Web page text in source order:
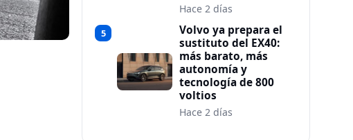
Hace 2 días
5
Volvo ya prepara el
sustituto del EX40:
más barato, más
autonomía y
tecnología de 800
voltios
Hace 2 días